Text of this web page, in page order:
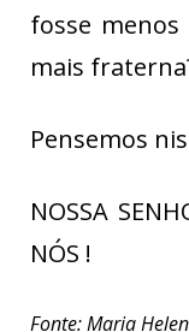
fosse
mais
Pensemos
NOSSA
NÓS !
Fonte: Maria